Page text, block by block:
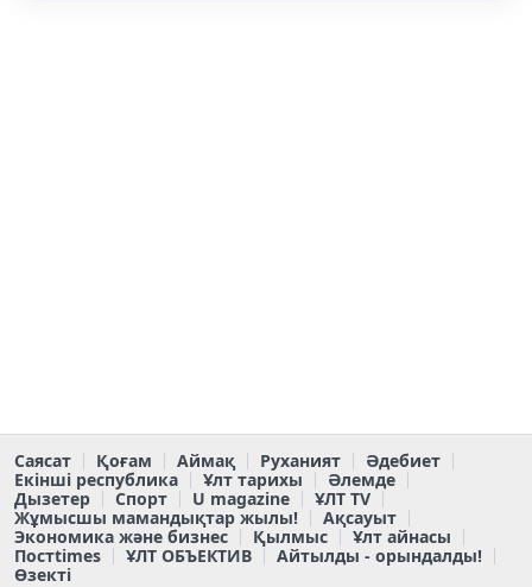
Саясат Қоғам Аймақ Руханият
Әдебиет
Екінші республика
Ұлт тарихы
Әлемде
Дызетер
Спорт U magazine
ҰЛТ TV
Жұмысшы мамандықтар жылы!
Ақсауыт
Экономика және бизнес
Қылмыс
Ұлт айнасы
Постtimes
ҰЛТ ОБЪЕКТИВ
Айтылды - орындалды!
Өзекті